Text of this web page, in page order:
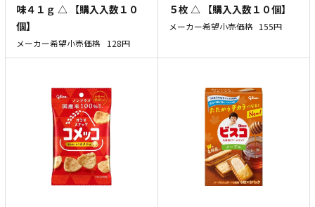
味４１ｇ △ 【購入入数１０
個】
メーカー希望小売価格 128円
５枚 △ 【購入入数１０個】
メーカー希望小売価格 155円